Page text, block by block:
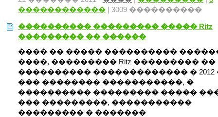
������������ | 3009 ����������
���������� ��������� ����� Ritz
��������� �� ������
���� �� ����� ����������
����, ��������� Ritz ��������� ��
���������� ������������� � 2012
��� �������� �����������, �
���������� ��������� �����
��� ���������, �����������
��������� � �������